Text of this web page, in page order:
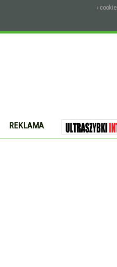
› cookie
REKLAMA